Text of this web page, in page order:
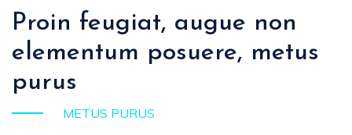
Proin feugiat, augue non
elementum posuere, metus
purus
METUS PURUS